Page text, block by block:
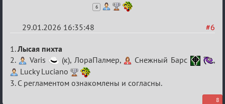
6
#6
29.01.2026 16:35:48
Re:
XV
Кубок
сумеречных
1.Лысая пихта
2.
Varis (к), ЛораПалмер, Снежный Барс
,
Lucky Luciano
3. С регламентом ознакомлены и согласны.
8